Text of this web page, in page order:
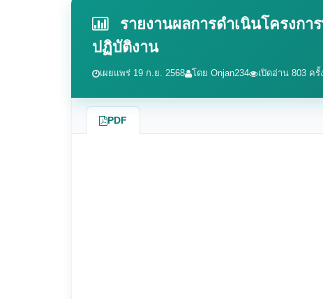
รายงานผลการดำเนินโครงก
ปฏิบัติงาน
เผยแพร่ 19 ก.ย. 2568 โดย Onjan234 เปิดอ่าน 803 ครั้
PDF